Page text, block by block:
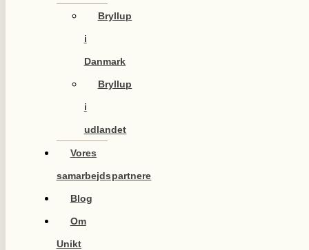
Bryllup
i
Danmark
Bryllup
i
udlandet
Vores
samarbejdspartnere
Blog
Om
Unikt